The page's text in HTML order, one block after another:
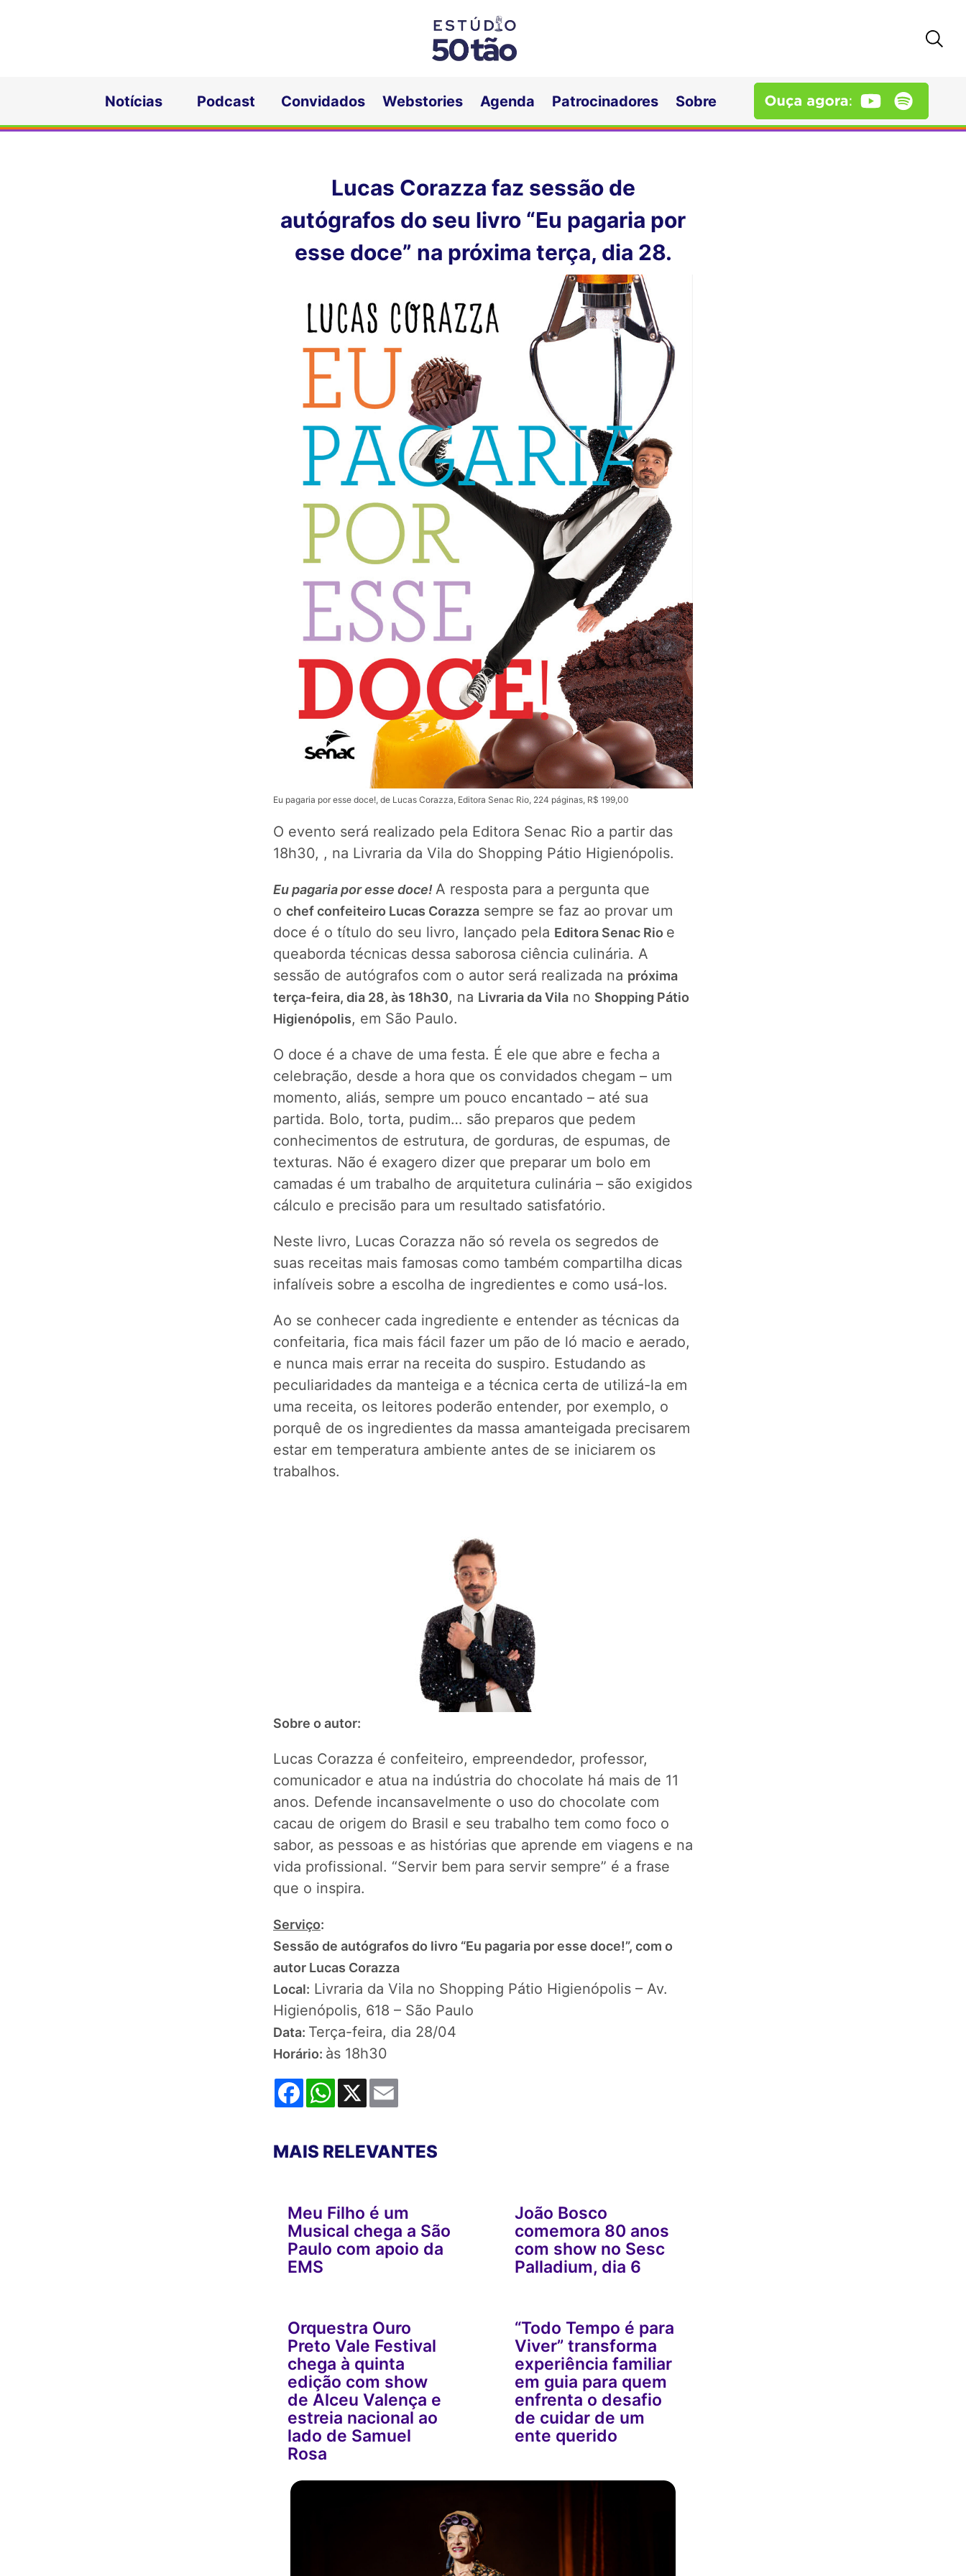
Notícias Podcast Convidados Webstories Agenda Patrocinadores Sobre
Lucas Corazza faz sessão de
autógrafos do seu livro “Eu pagaria por
esse doce” na próxima terça, dia 28.
Eu pagaria por esse doce!, de Lucas Corazza, Editora Senac Rio, 224 páginas, R$ 199,00
O evento será realizado pela Editora Senac Rio a partir das
18h30, , na Livraria da Vila do Shopping Pátio Higienópolis.
Eu pagaria por esse doce! A resposta para a pergunta que
o chef confeiteiro Lucas Corazza sempre se faz ao provar um
doce é o título do seu livro, lançado pela Editora Senac Rio e
queaborda técnicas dessa saborosa ciência culinária. A
sessão de autógrafos com o autor será realizada na próxima
terça-feira, dia 28, às 18h30, na Livraria da Vila no Shopping Pátio
Higienópolis, em São Paulo.
O doce é a chave de uma festa. É ele que abre e fecha a
celebração, desde a hora que os convidados chegam – um
momento, aliás, sempre um pouco encantado – até sua
partida. Bolo, torta, pudim… são preparos que pedem
conhecimentos de estrutura, de gorduras, de espumas, de
texturas. Não é exagero dizer que preparar um bolo em
camadas é um trabalho de arquitetura culinária – são exigidos
cálculo e precisão para um resultado satisfatório.
Neste livro, Lucas Corazza não só revela os segredos de
suas receitas mais famosas como também compartilha dicas
infalíveis sobre a escolha de ingredientes e como usá-los.
Ao se conhecer cada ingrediente e entender as técnicas da
confeitaria, fica mais fácil fazer um pão de ló macio e aerado,
e nunca mais errar na receita do suspiro. Estudando as
peculiaridades da manteiga e a técnica certa de utilizá-la em
uma receita, os leitores poderão entender, por exemplo, o
porquê de os ingredientes da massa amanteigada precisarem
estar em temperatura ambiente antes de se iniciarem os
trabalhos.
Sobre o autor:
Lucas Corazza é confeiteiro, empreendedor, professor,
comunicador e atua na indústria do chocolate há mais de 11
anos. Defende incansavelmente o uso do chocolate com
cacau de origem do Brasil e seu trabalho tem como foco o
sabor, as pessoas e as histórias que aprende em viagens e na
vida profissional. “Servir bem para servir sempre” é a frase
que o inspira.
Serviço:
Sessão de autógrafos do livro “Eu pagaria por esse doce!”, com o
autor Lucas Corazza
Local: Livraria da Vila no Shopping Pátio Higienópolis – Av.
Higienópolis, 618 – São Paulo
Data: Terça-feira, dia 28/04
Horário: às 18h30
FacebookWhatsApp
X
MAIS RELEVANTES
Meu Filho é um
Musical chega a São
Paulo com apoio da
EMS
João Bosco
comemora 80 anos
com show no Sesc
Palladium, dia 6
Orquestra Ouro
Preto Vale Festival
chega à quinta
edição com show
de Alceu Valença e
estreia nacional ao
lado de Samuel
Rosa
“Todo Tempo é para
Viver” transforma
experiência familiar
em guia para quem
enfrenta o desafio
de cuidar de um
ente querido